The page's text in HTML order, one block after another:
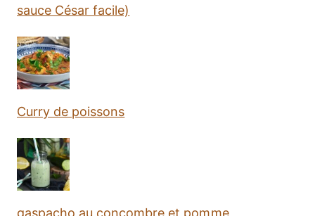
sauce César facile)
Curry de poissons